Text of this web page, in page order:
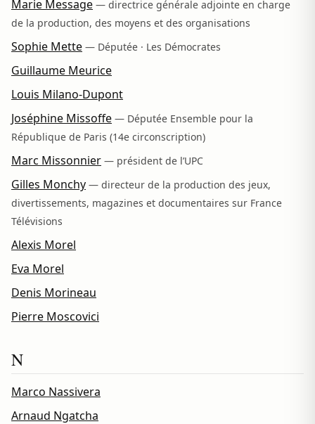
Marie Message — directrice générale adjointe en charge
de la production, des moyens et des organisations
Sophie Mette — Députée · Les Démocrates
Guillaume Meurice
Louis Milano-Dupont
Joséphine Missoffe — Députée Ensemble pour la
République de Paris (14e circonscription)
Marc Missonnier — président de l’UPC
Gilles Monchy — directeur de la production des jeux,
divertissements, magazines et documentaires sur France
Télévisions
Alexis Morel
Eva Morel
Denis Morineau
Pierre Moscovici
N
Marco Nassivera
Arnaud Ngatcha